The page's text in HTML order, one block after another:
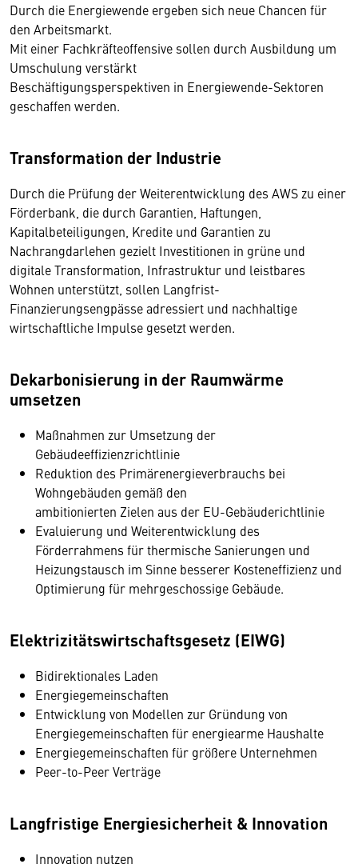
Durch die Energiewende ergeben sich neue Chancen für
den Arbeitsmarkt.
Mit einer Fachkräfteoffensive sollen durch Ausbildung um
Umschulung verstärkt
Beschäftigungsperspektiven in Energiewende-Sektoren
geschaffen werden.
Transformation der Industrie
Durch die Prüfung der Weiterentwicklung des AWS zu einer
Förderbank, die durch Garantien, Haftungen,
Kapitalbeteiligungen, Kredite und Garantien zu
Nachrangdarlehen gezielt Investitionen in grüne und
digitale Transformation, Infrastruktur und leistbares
Wohnen unterstützt, sollen Langfrist-
Finanzierungsengpässe adressiert und nachhaltige
wirtschaftliche Impulse gesetzt werden.
Dekarbonisierung in der Raumwärme
umsetzen
Maßnahmen zur Umsetzung der
Gebäudeeffizienzrichtlinie
Reduktion des Primärenergieverbrauchs bei
Wohngebäuden gemäß den
ambitionierten Zielen aus der EU-Gebäuderichtlinie
Evaluierung und Weiterentwicklung des
Förderrahmens für thermische Sanierungen und
Heizungstausch im Sinne besserer Kosteneffizienz und
Optimierung für mehrgeschossige Gebäude.
Elektrizitätswirtschaftsgesetz (EIWG)
Bidirektionales Laden
Energiegemeinschaften
Entwicklung von Modellen zur Gründung von
Energiegemeinschaften für energiearme Haushalte
Energiegemeinschaften für größere Unternehmen
Peer-to-Peer Verträge
Langfristige Energiesicherheit & Innovation
Innovation nutzen